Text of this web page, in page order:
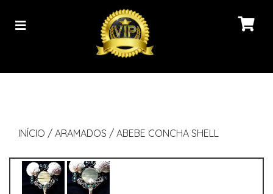
INÍCIO / ARAMADOS / ABEBE CONCHA SHELL